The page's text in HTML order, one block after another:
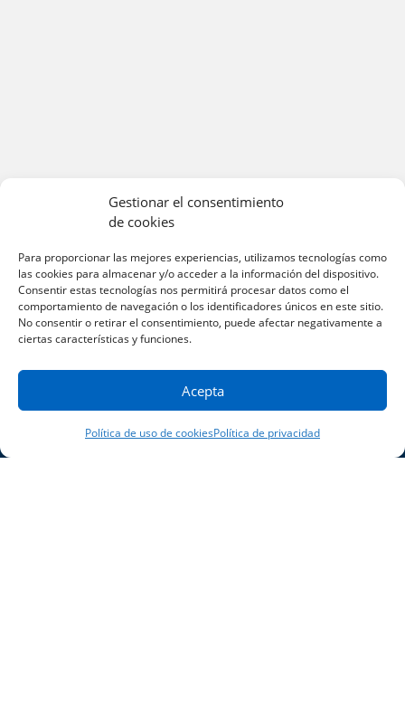
Gestionar el consentimiento
de cookies
Para proporcionar las mejores experiencias, utilizamos tecnologías como
las cookies para almacenar y/o acceder a la información del dispositivo.
Consentir estas tecnologías nos permitirá procesar datos como el
comportamiento de navegación o los identificadores únicos en este sitio.
No consentir o retirar el consentimiento, puede afectar negativamente a
ciertas características y funciones.
Acepta
Política de uso de cookiesPolítica de privacidad